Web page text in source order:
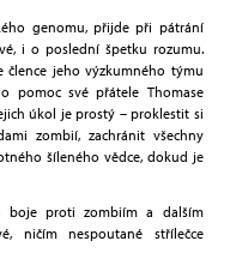
genomu, přijde při pátrání
i o poslední špetku rozumu.
člence jeho výzkumného týmu
pomoc své přátele Thomase
úkol je prostý – proklestit si
zombií, zachránit všechny
šíleného vědce, dokud je
boje proti zombiím a dalším
ničím nespoutané střílečce